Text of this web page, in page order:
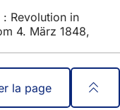
Revolution in
4. März 1848,
la page